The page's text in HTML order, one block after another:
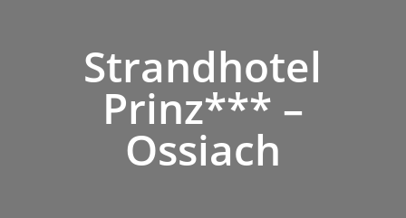
Strandhotel
Prinz*** –
Ossiach